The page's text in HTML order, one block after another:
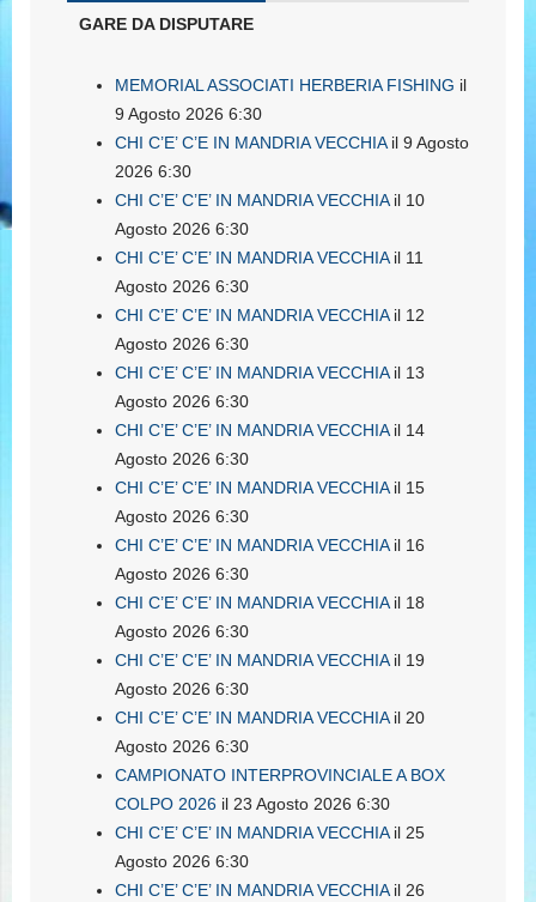
GARE DA DISPUTARE
MEMORIAL ASSOCIATI HERBERIA FISHING il
9 Agosto 2026 6:30
CHI C’E’ C’E IN MANDRIA VECCHIAil 9 Agosto
2026 6:30
CHI C’E’ C’E’ IN MANDRIA VECCHIAil 10
Agosto 2026 6:30
CHI C’E’ C’E’ IN MANDRIA VECCHIAil 11
Agosto 2026 6:30
CHI C’E’ C’E’ IN MANDRIA VECCHIAil 12
Agosto 2026 6:30
CHI C’E’ C’E’ IN MANDRIA VECCHIAil 13
Agosto 2026 6:30
CHI C’E’ C’E’ IN MANDRIA VECCHIAil 14
Agosto 2026 6:30
CHI C’E’ C’E’ IN MANDRIA VECCHIAil 15
Agosto 2026 6:30
CHI C’E’ C’E’ IN MANDRIA VECCHIAil 16
Agosto 2026 6:30
CHI C’E’ C’E’ IN MANDRIA VECCHIAil 18
Agosto 2026 6:30
CHI C’E’ C’E’ IN MANDRIA VECCHIAil 19
Agosto 2026 6:30
CHI C’E’ C’E’ IN MANDRIA VECCHIAil 20
Agosto 2026 6:30
CAMPIONATO INTERPROVINCIALE A BOX
COLPO 2026 il 23 Agosto 2026 6:30
CHI C’E’ C’E’ IN MANDRIA VECCHIAil 25
Agosto 2026 6:30
CHI C’E’ C’E’ IN MANDRIA VECCHIAil 26